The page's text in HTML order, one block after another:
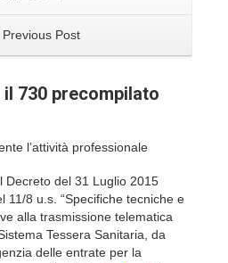
Previous Post
730 precompilato
l’attività professionale
Decreto del 31 Luglio 2015
11/8 u.s. “Specifiche tecniche e
alla trasmissione telematica
Tessera Sanitaria, da
delle entrate per la